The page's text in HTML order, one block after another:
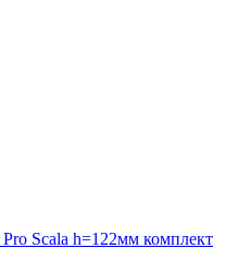
Scala h=122мм комплект